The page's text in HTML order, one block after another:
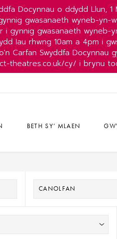
Docynnau o ddydd Llun, 1
gwasanaeth wyneb-yn-
i gynnig gwasanaeth
Iau rhwng 10am a 4pm i
Carfan Swyddfa Docynnau
theatres.co.uk/cy/ i brynu
BETH SY’ MLAEN